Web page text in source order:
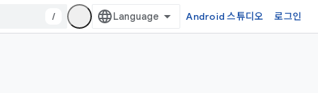
/ Android 스튜디오 로그인